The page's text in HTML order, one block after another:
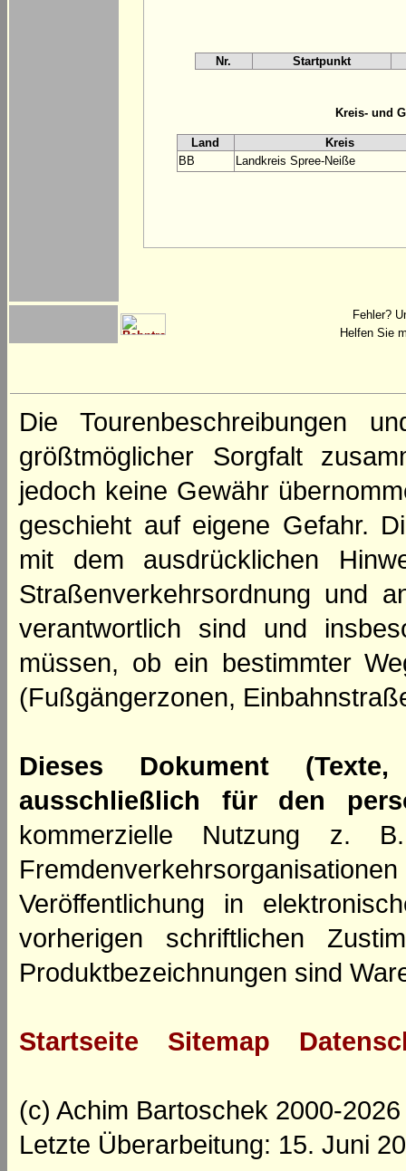
Nr. Startpunkt
Kreis- und
Land
Kreis
BB
Landkreis Spree-Neiße
Fehler?
Helfen Sie
Die Tourenbeschreibungen
größtmöglicher Sorgfalt
jedoch keine Gewähr
geschieht auf eigene Gefahr.
mit dem ausdrücklichen
Straßenverkehrsordnung und
verantwortlich sind und
müssen, ob ein bestimmter
(Fußgängerzonen,
Dieses Dokument
ausschließlich für den
kommerzielle Nutzung z.
Veröffentlichung in
vorherigen schriftlichen
Produktbezeichnungen sind
Startseite Sitemap
(c) Achim Bartoschek 2000-2026
Letzte Überarbeitung: 15. Juni